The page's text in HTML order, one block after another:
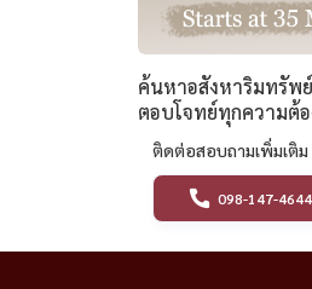
ค้นหาอสังหาริมทรัพ
ตอบโจทย์ทุกความต้
ติดต่อสอบถามเพิ่มเติม
098-147-4644